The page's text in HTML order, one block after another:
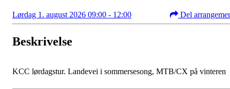
Lørdag 1. august 2026 09:00 - 12:00 Del
Beskrivelse
KCC lørdagstur. Landevei i sommersesong, MTB/CX på vinteren